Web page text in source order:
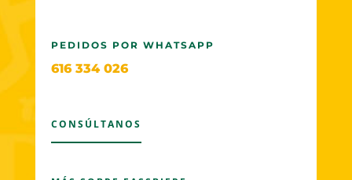
PEDIDOS POR WHATSAPP
616 334 026
CONSÚLTANOS